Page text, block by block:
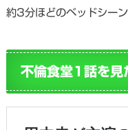
約3分ほどのベッドシーン
不倫食堂1話を見